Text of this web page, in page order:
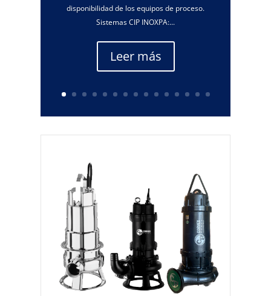
disponibilidad de los equipos de proceso.
Sistemas CIP INOXPA:...
Leer más